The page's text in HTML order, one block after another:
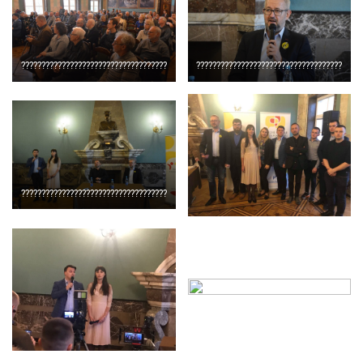
???????????????????????????????????? ????????????????????????????????????
????????????????????????????????????